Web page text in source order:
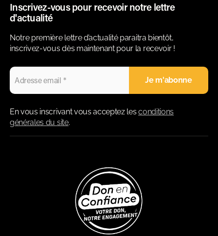
Inscrivez-vous pour recevoir notre lettre
d'actualité
Notre première lettre d’actualité paraitra bientôt,
inscrivez-vous dès maintenant pour la recevoir !
En vous inscrivant vous acceptez lesconditions
générales du site.